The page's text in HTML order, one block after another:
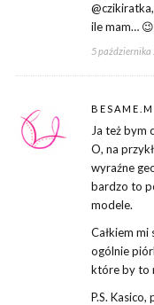
ile mam… 😉
5 października
Ja też bym
O, na
wyraźne
bardzo to
modele.
Całkiem
ogólnie
które by to
P.S. Kasico,